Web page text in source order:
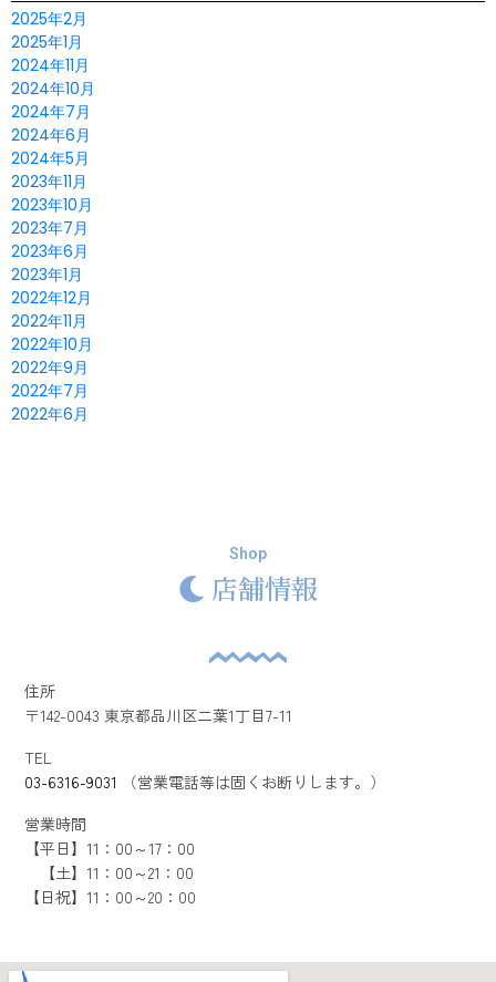
2025年2月
2025年1月
2024年11月
2024年10月
2024年7月
2024年6月
2024年5月
2023年11月
2023年10月
2023年7月
2023年6月
2023年1月
2022年12月
2022年11月
2022年10月
2022年9月
2022年7月
2022年6月
Shop
店舗情報
住所
〒142-0043 東京都品川区二葉1丁目7-11
TEL
03-6316-9031
（営業電話等は固くお断りします。）
営業時間
【平日】11：00～17：00
【土】11：00～21：00
【日祝】11：00～20：00